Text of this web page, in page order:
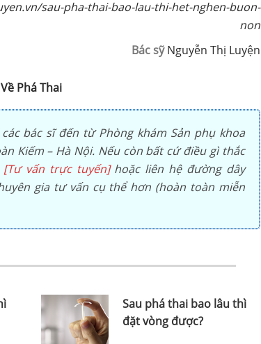
sau-pha-thai-bao-lau-thi-het-nghen-buon-
non
Bác sỹNguyễn Thị Luyện
Phá Thai
bác sĩ đến từ Phòng khám Sản phụ khoa
Kiếm – Hà Nội. Nếu còn bất cứ điều gì thắc
[Tư vấn trực tuyến]hoặc liên hệ đường dây
gia tư vấn cụ thể hơn (hoàn toàn miễn
Sau phá thai bao lâu thì
đặt vòng được?